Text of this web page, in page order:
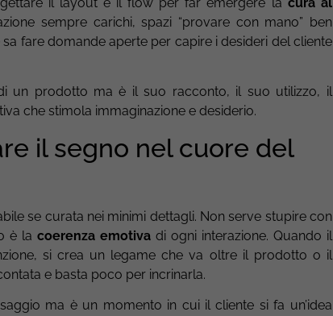
sempre carichi, spazi “provare con mano” ben
fare domande aperte per capire i desideri del cliente
un prodotto ma è il suo racconto, il suo utilizzo, il
che stimola immaginazione e desiderio.
il segno nel cuore del
se curata nei minimi dettagli. Non serve stupire con
è lacoerenza emotiva di ogni interazione. Quando il
si crea un legame che va oltre il prodotto o il
e basta poco per incrinarla.
ma è un momento in cui il cliente si fa un’idea